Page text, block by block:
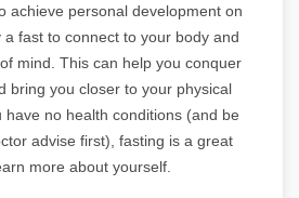
achieve personal development on
fast to connect to your body and
mind. This can help you conquer
bring you closer to your physical
have no health conditions (and be
advise first), fasting is a great
more about yourself.